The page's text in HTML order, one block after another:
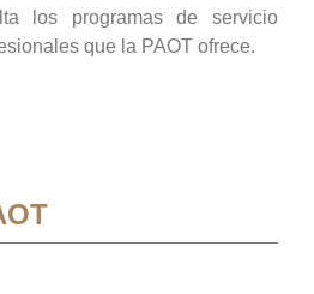
los programas de servicio
que la PAOT ofrece.